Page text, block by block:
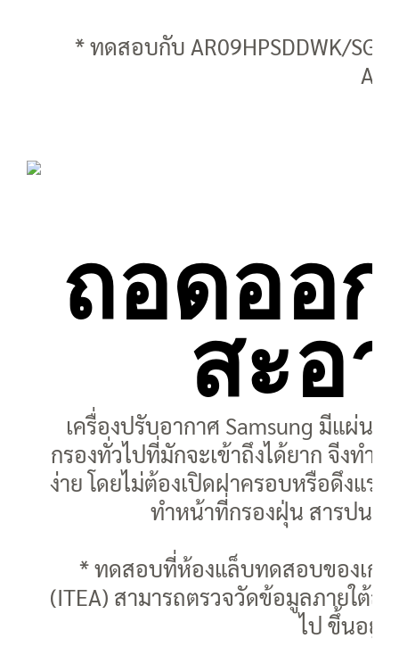
* ทดสอบกับ AR09HPSDDWK/SG
ถอดออ
สะอ
เครื่องปรับอากาศ Samsung มีแผ่น
กรองทั่วไปที่มักจะเข้าถึงได้ยาก จีงทำ
ง่าย โดยไม่ต้องเปิดฝาครอบหรือดึงแร
ทำหน้าที่กรองฝุ่น สารปนเ
* ทดสอบที่ห้องแล็บทดสอบของเก
(ITEA) สามารถตรวจวัดข้อมูลภายใต้ส
ไป ขึ้นอยู่